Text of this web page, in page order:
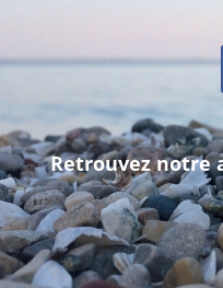
Retrouvez notre